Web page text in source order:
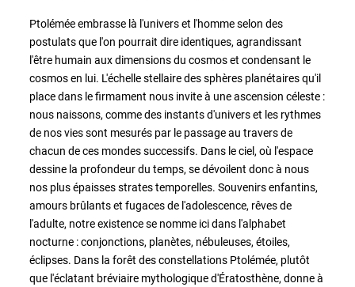
Ptolémée embrasse là l'univers et l'homme selon des
postulats que l'on pourrait dire identiques, agrandissant
l'être humain aux dimensions du cosmos et condensant le
cosmos en lui. L'échelle stellaire des sphères planétaires qu'il
place dans le firmament nous invite à une ascension céleste :
nous naissons, comme des instants d'univers et les rythmes
de nos vies sont mesurés par le passage au travers de
chacun de ces mondes successifs. Dans le ciel, où l'espace
dessine la profondeur du temps, se dévoilent donc à nous
nos plus épaisses strates temporelles. Souvenirs enfantins,
amours brûlants et fugaces de l'adolescence, rêves de
l'adulte, notre existence se nomme ici dans l'alphabet
nocturne : conjonctions, planètes, nébuleuses, étoiles,
éclipses. Dans la forêt des constellations Ptolémée, plutôt
que l'éclatant bréviaire mythologique d'Ératosthène, donne à